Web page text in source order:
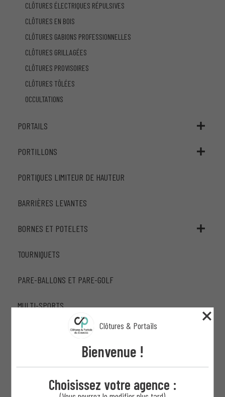
CLÔTURES ÉLECTRIQUES RÉPULSIVES
CLÔTURES EN BOIS
CLÔTURES GABIONS PROFESSIONNELLES
CLÔTURES GRILLAGÉES
CLÔTURES PROVISOIRES
CLÔTURES TÔLÉES
OCCULTATIONS
PORTAILS
PORTILLONS
PORTIQUES LIMITEUR DE HAUTEUR
BARRIÈRES LEVANTES
BORNES ET POTELETS
TOURNIQUETS
PARE-BALLONS ET PARE-GOLF
MULTI-SPORTS
MAINS COURANTES
LISSES EN BOIS
Clôtures & Portails
Bienvenue !
Choisissez votre agence :